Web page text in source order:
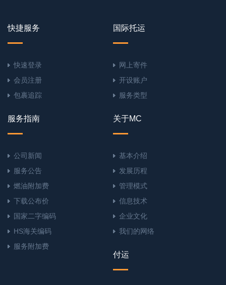
快捷服务
快速登录
会员注册
包裹追踪
国际托运
网上寄件
开设账户
服务类型
服务指南
公司新闻
服务公告
燃油附加费
下载公布价
国家二字编码
HS海关编码
服务附加费
关于MC
基本介绍
发展历程
管理模式
信息技术
企业文化
我们的网络
付运